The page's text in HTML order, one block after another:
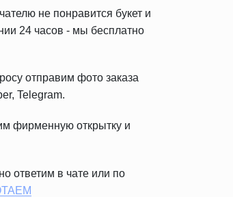
не понравится букет и
24 часов - мы бесплатно
отправим фото заказа
Telegram.
фирменную открытку и
ответим в чате или по